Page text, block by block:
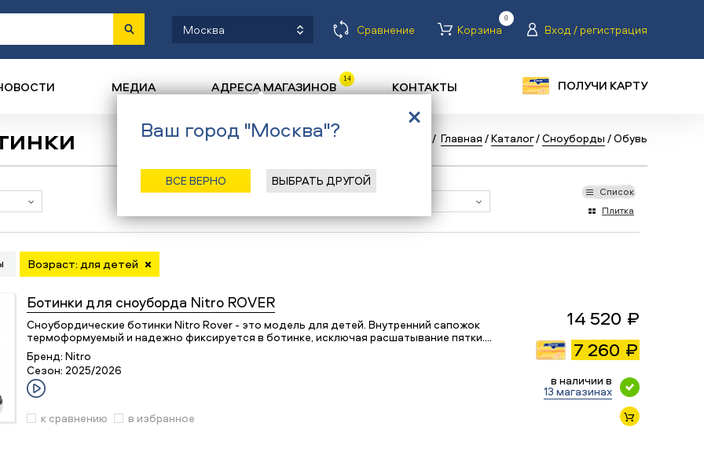
Москва Сравнение Корзина
0
Вход / регистрация
МЕДИА АДРЕСА МАГАЗИНОВ 14 КОНТАКТЫ ПОЛУЧИ КАРТУ
/ Главная /Каталог/Сноуборды /Обувь
Список
Плитка
Возраст: для детей
Ботинки для сноуборда Nitro ROVER
Сноубордические ботинки Nitro Rover - это модель для детей. Внутренний сапожок
термоформуемый и надежно фиксируется в ботинке, исключая расшатывание пятки.…
Бренд: Nitro
Сезон: 2025/2026
14 520 ₽
7 260 ₽
в наличии в
13 магазинах
к сравнению
в избранное
Ваш город "Москва"?
ВСЕ ВЕРНО ВЫБРАТЬ ДРУГОЙ